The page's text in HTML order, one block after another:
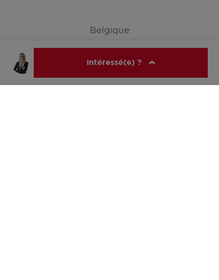
Intéressé(e) ?
Belgique